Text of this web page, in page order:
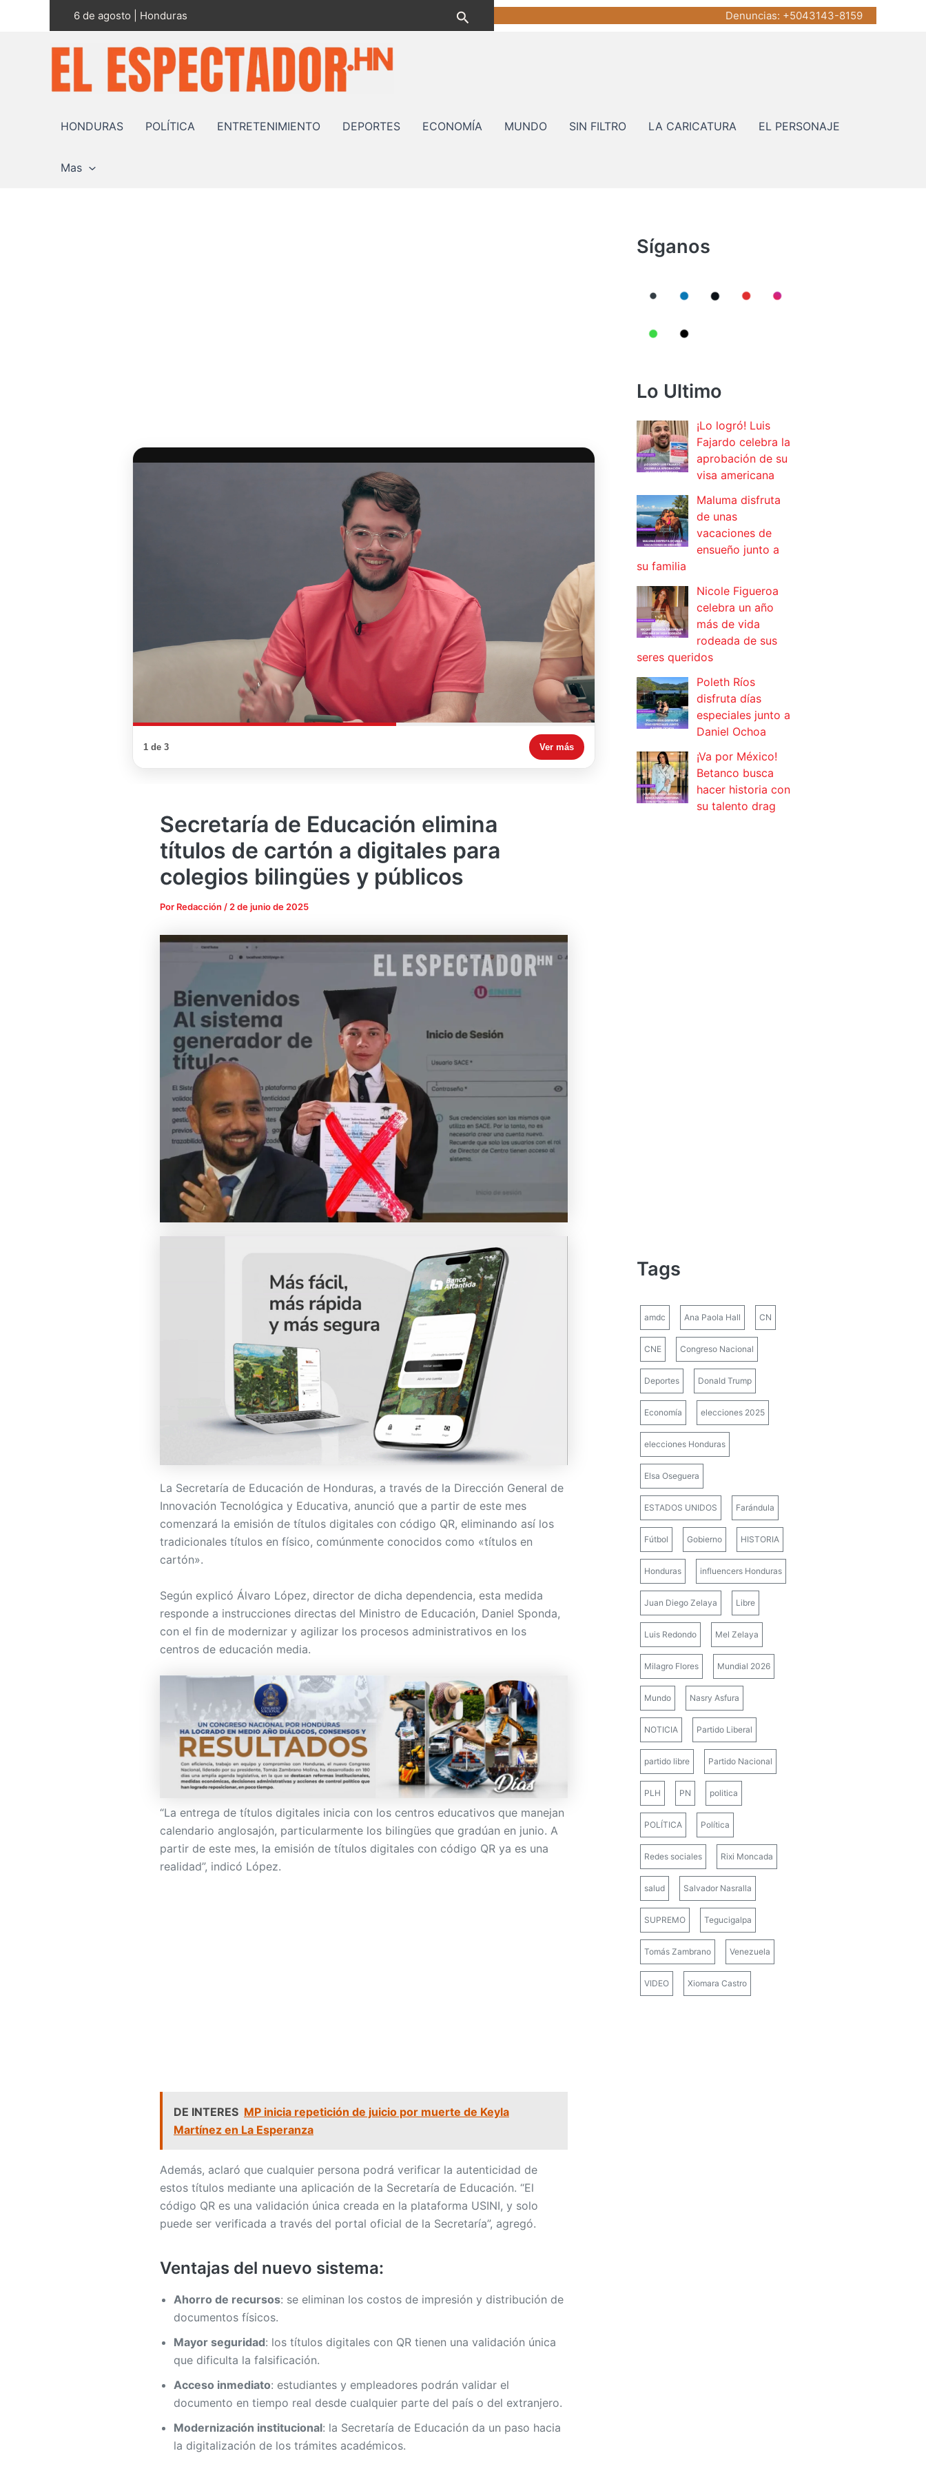
6 de agosto | Honduras Buscar Denuncias: +5043143-8159
HONDURAS POLÍTICA ENTRETENIMIENTO DEPORTES ECONOMÍA MUNDO SIN FILTRO LA CARICATURA EL PERSONAJE
Mas
1 de 3 Ver más
Secretaría de Educación elimina
títulos de cartón a digitales para
colegios bilingües y públicos
Por Redacción / 2 de junio de 2025
La Secretaría de Educación de Honduras, a través de la Dirección General de
Innovación Tecnológica y Educativa, anunció que a partir de este mes
comenzará la emisión de títulos digitales con código QR, eliminando así los
tradicionales títulos en físico, comúnmente conocidos como «títulos en
cartón».
Según explicó Álvaro López, director de dicha dependencia, esta medida
responde a instrucciones directas del Ministro de Educación, Daniel Sponda,
con el fin de modernizar y agilizar los procesos administrativos en los
centros de educación media.
“La entrega de títulos digitales inicia con los centros educativos que manejan
calendario anglosajón, particularmente los bilingües que gradúan en junio. A
partir de este mes, la emisión de títulos digitales con código QR ya es una
realidad”, indicó López.
DE INTERES MP inicia repetición de juicio por muerte de Keyla
Martínez en La Esperanza
Además, aclaró que cualquier persona podrá verificar la autenticidad de
estos títulos mediante una aplicación de la Secretaría de Educación. “El
código QR es una validación única creada en la plataforma USINI, y solo
puede ser verificada a través del portal oficial de la Secretaría”, agregó.
Ventajas del nuevo sistema:
Ahorro de recursos: se eliminan los costos de impresión y distribución de
documentos físicos.
Mayor seguridad: los títulos digitales con QR tienen una validación única
que dificulta la falsificación.
Acceso inmediato: estudiantes y empleadores podrán validar el
documento en tiempo real desde cualquier parte del país o del extranjero.
Modernización institucional: la Secretaría de Educación da un paso hacia
la digitalización de los trámites académicos.
Síganos
Lo Ultimo
¡Lo logró! Luis
Fajardo celebra la
aprobación de su
visa americana
Maluma disfruta
de unas
vacaciones de
ensueño junto a
su familia
Nicole Figueroa
celebra un año
más de vida
rodeada de sus
seres queridos
Poleth Ríos
disfruta días
especiales junto a
Daniel Ochoa
¡Va por México!
Betanco busca
hacer historia con
su talento drag
Tags
amdc Ana Paola Hall CN
CNE Congreso Nacional
Deportes Donald Trump
Economía elecciones 2025
elecciones Honduras
Elsa Oseguera
ESTADOS UNIDOS Farándula
Fútbol Gobierno HISTORIA
Honduras influencers Honduras
Juan Diego Zelaya Libre
Luis Redondo Mel Zelaya
Milagro Flores Mundial 2026
Mundo Nasry Asfura
NOTICIA Partido Liberal
partido libre Partido Nacional
PLH PN politica
POLÍTICA Política
Redes sociales Rixi Moncada
salud Salvador Nasralla
SUPREMO Tegucigalpa
Tomás Zambrano Venezuela
VIDEO Xiomara Castro